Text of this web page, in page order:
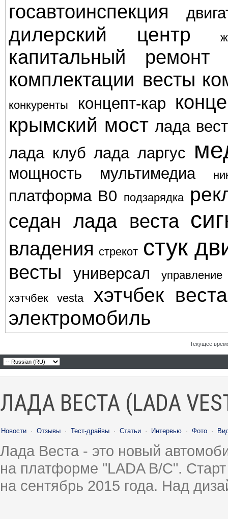
госавтоинспекция
дилерский центр
капитальный ремонт
комплектации весты
конкуренты концепт-кар
крымский мост лада
лада клуб лада ларгус
мощность мультимедиа
платформа В0 подзарядка
седан лада веста
владения стрекот стук
весты универсал
хэтчбек vesta
хэтчбек веста
электромобиль
Текущее
ЛАДА ВЕСТА (LADA
Новости · Отзывы · Тест-драйвы · Статьи · Интервью · Фото ·
Лада Веста - это новый
на платформе "LADA B/C".
на сентябрь 2015 года. Над